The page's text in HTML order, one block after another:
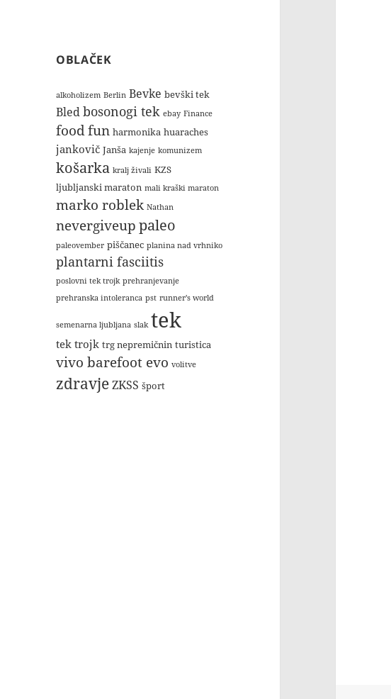
OBLAČEK
alkoholizem Berlin Bevke bevški tek
Bledbosonogi tek ebay Finance
foodfun harmonika huaraches
jankovič Janša kajenje komunizem
košarka kralj živali KZS
ljubljanski maraton mali kraški maraton
marko roblek Nathan
nevergiveup paleo
paleovember piščanec planina nad vrhniko
plantarni fasciitis
poslovni tek trojk prehranjevanje
prehranska intoleranca pst runner's world
semenarna ljubljana slak tek
tek trojk trg nepremičnin turistica
vivo barefoot evo volitve
zdravjeZKSS šport